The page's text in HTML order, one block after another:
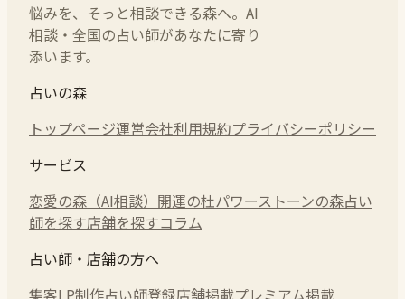
悩みを、そっと相談できる森へ。AI
相談・全国の占い師があなたに寄り
添います。
占いの森
トップページ運営会社利用規約プライバシーポリシー
サービス
恋愛の森（AI相談） 開運の杜パワーストーンの森占い
師を探す店舗を探すコラム
占い師・店舗の方へ
集客LP制作占い師登録店舗掲載プレミアム掲載